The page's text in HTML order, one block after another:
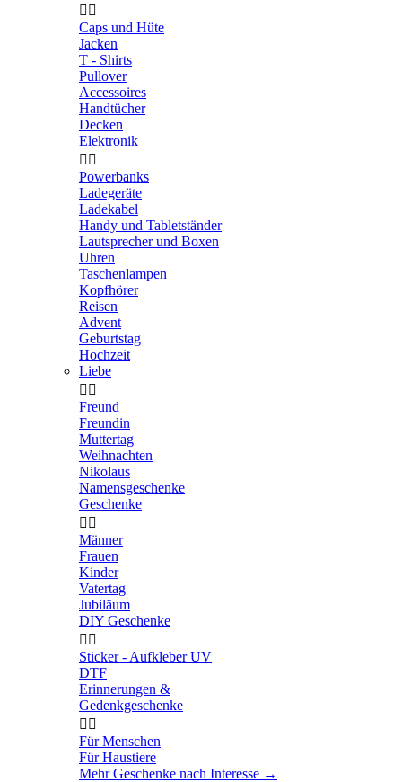
 
Caps und Hüte
Jacken
T - Shirts
Pullover
Accessoires
Handtücher
Decken
Elektronik
 
Powerbanks
Ladegeräte
Ladekabel
Handy und Tabletständer
Lautsprecher und Boxen
Uhren
Taschenlampen
Kopfhörer
Reisen
Advent
Geburtstag
Hochzeit
Liebe
 
Freund
Freundin
Muttertag
Weihnachten
Nikolaus
Namensgeschenke
Geschenke
 
Männer
Frauen
Kinder
Vatertag
Jubiläum
DIY Geschenke
 
Sticker - Aufkleber UV
DTF
Erinnerungen &
Gedenkgeschenke
 
Für Menschen
Für Haustiere
Mehr Geschenke nach Interesse →